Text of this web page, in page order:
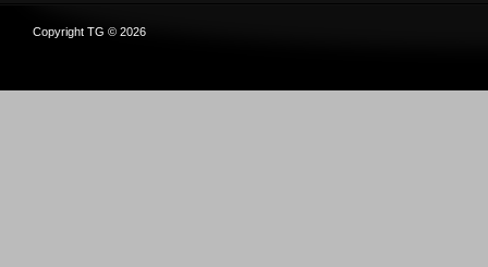
Copyright TG © 2026